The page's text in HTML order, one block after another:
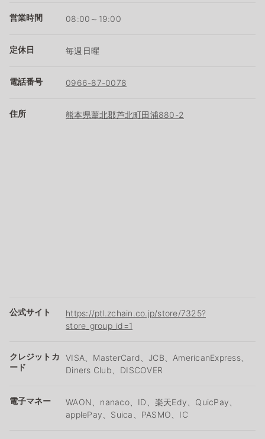
営業時間 08:00～19:00
定休日 毎週日曜
電話番号 0966-87-0078
住所 熊本県葦北郡芦北町田浦880-2
公式サイト
https://ptl.zchain.co.jp/store/7325?
store_group_id=1
クレジットカ
ード
VISA、MasterCard、JCB、AmericanExpress、
Diners Club、DISCOVER
電子マネー
WAON、nanaco、ID、楽天Edy、QuicPay、
applePay、Suica、PASMO、IC